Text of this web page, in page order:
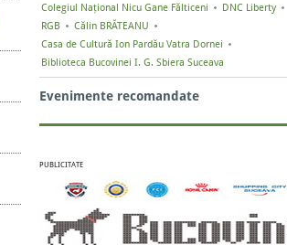
Colegiul Naţional Nicu Gane Fălticeni
DNC Liberty
RGB
Călin BRĂTEANU
Casa de Cultură Ion Pardău Vatra Dornei
Biblioteca Bucovinei I. G. Sbiera Suceava
Evenimente recomandate
PUBLICITATE